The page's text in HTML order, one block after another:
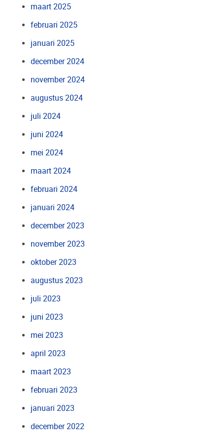
maart 2025
februari 2025
januari 2025
december 2024
november 2024
augustus 2024
juli 2024
juni 2024
mei 2024
maart 2024
februari 2024
januari 2024
december 2023
november 2023
oktober 2023
augustus 2023
juli 2023
juni 2023
mei 2023
april 2023
maart 2023
februari 2023
januari 2023
december 2022